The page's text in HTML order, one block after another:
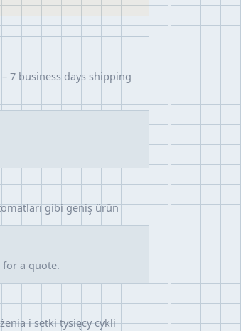
7 business days shipping
gibi geniş ürün
for a quote.
i setki tysięcy cykli